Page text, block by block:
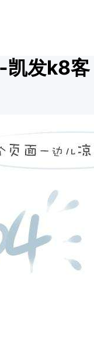
凯发k8客